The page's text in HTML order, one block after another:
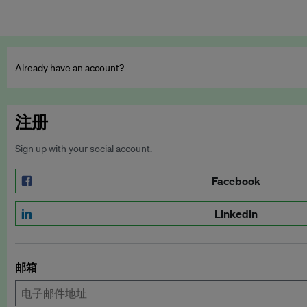
Already have an account?
注册
Sign up with your social account.
Facebook
LinkedIn
邮箱